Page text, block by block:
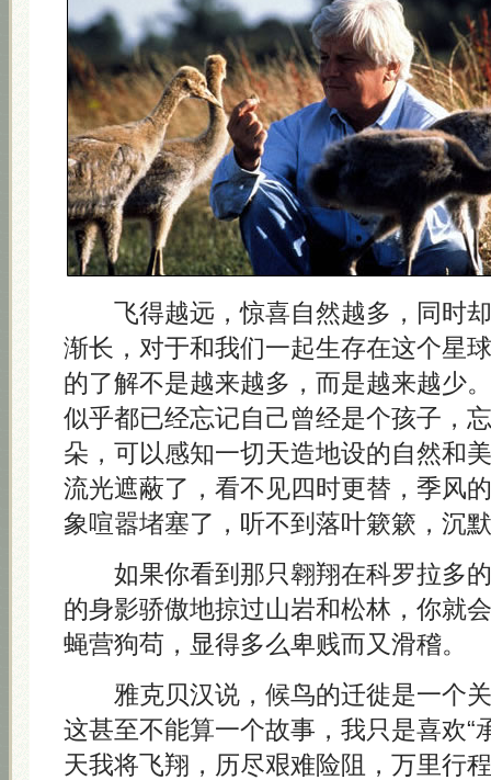
飞得越远，惊喜自然越多，同时却
渐长，对于和我们一起生存在这个星
的了解不是越来越多，而是越来越少
似乎都已经忘记自己曾经是个孩子，
朵，可以感知一切天造地设的自然和
流光遮蔽了，看不见四时更替，季风
象喧嚣堵塞了，听不到落叶簌簌，沉
如果你看到那只翱翔在科罗拉多的
的身影骄傲地掠过山岩和松林，你就
蝇营狗苟，显得多么卑贱而又滑稽。
雅克贝汉说，候鸟的迁徙是一个关
这甚至不能算一个故事，我只是喜欢“
天我将飞翔，历尽艰难险阻，万里行